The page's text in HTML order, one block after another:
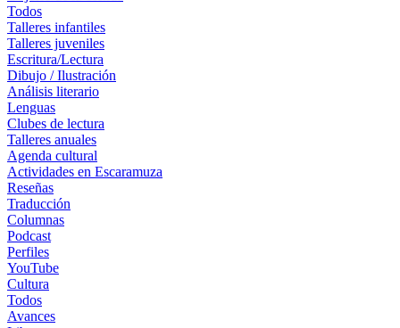
Todos
Talleres infantiles
Talleres juveniles
Escritura/Lectura
Dibujo / Ilustración
Análisis literario
Lenguas
Clubes de lectura
Talleres anuales
Agenda cultural
Actividades en Escaramuza
Reseñas
Traducción
Columnas
Podcast
Perfiles
YouTube
Cultura
Todos
Avances